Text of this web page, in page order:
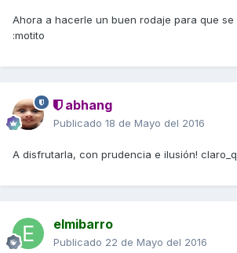
Ahora a hacerle un buen rodaje para que se
:motito
abhang
Publicado 18 de Mayo del 2016
A disfrutarla, con prudencia e ilusión!
elmibarro
Publicado 22 de Mayo del 2016